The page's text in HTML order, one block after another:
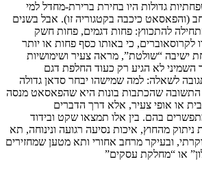
גדולות היו בחירת ברירת‑מחדל למי
(והפאסאט כיכבה בקטגוריה זו). אבל בשנים
התחילה להתכווץ: פחות דגמים, פחות חשק
לקרוסאוברים, כי באותו כסף פחות או יותר
ישיבה “שולטת”, מראה צעיר ושימושיות
השמיני לא הגיע רק כעוד החלפת דגם
לשאלה: למה שמישהו יבחר סדאן גדולה
התשובה שהכתבות בונות היא שהפאסאט מנסה
או אופי צעיר, אלא דרך הדברים
בהם. בין אלו תמצאו שקט ובידוד
מהחוץ, איכות נסיעה רגועה ונינוחה, תא
ובעיקר מרחב אחורי ותא מטען שמחזירים
או “מחלקת עסקים”